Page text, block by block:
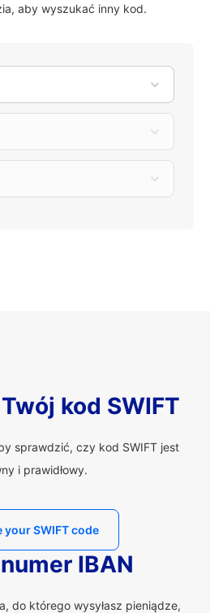
aby wyszukać inny kod.
kod SWIFT
sprawdzić, czy kod SWIFT jest
i prawidłowy.
your SWIFT code
IBAN
do którego wysyłasz pieniądze,